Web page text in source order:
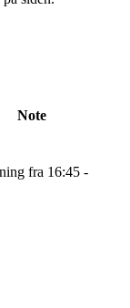
Note
fra 16:45 -